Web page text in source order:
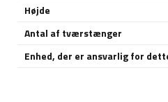
Højde
Antal af tværstænger
Enhed, der er ansvarlig for